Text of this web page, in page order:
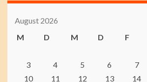
August 2026
M
D M D F
3
4 5 6 7
10
11 12 13 14